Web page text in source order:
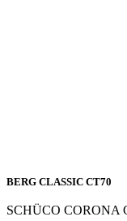
BERG CLASSIC CT70
SCHÜCO CORONA